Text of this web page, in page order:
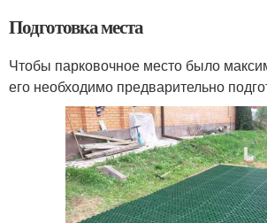
Подготовка места
Чтобы парковочное место было
его необходимо предварительно